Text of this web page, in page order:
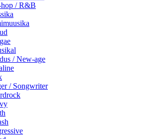
/ R&B
/ New-age
/ Songwriter